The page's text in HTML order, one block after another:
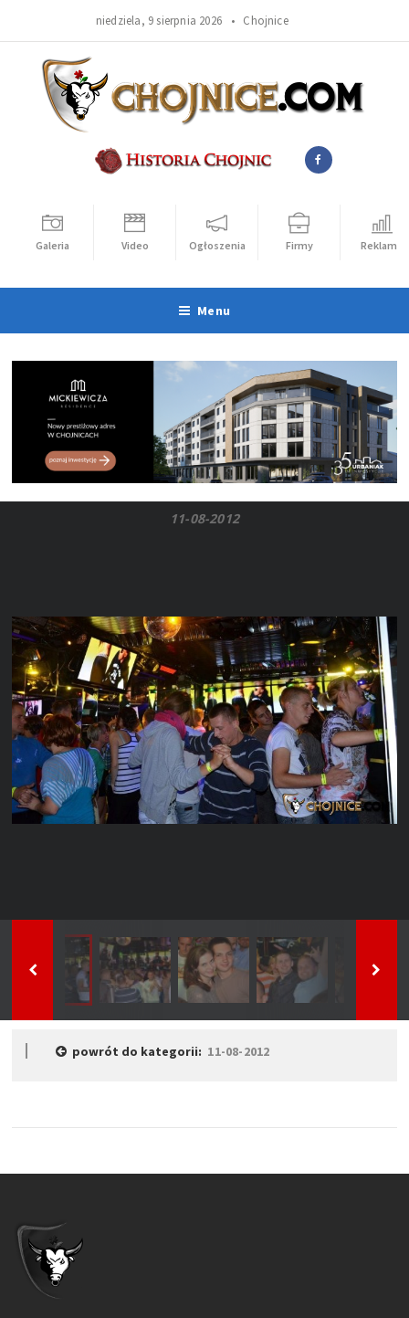
niedziela, 9 sierpnia 2026 • Chojnice
Galeria Video Ogłoszenia Firmy Reklama
Menu
11-08-2012
powrót do kategorii: 11-08-2012